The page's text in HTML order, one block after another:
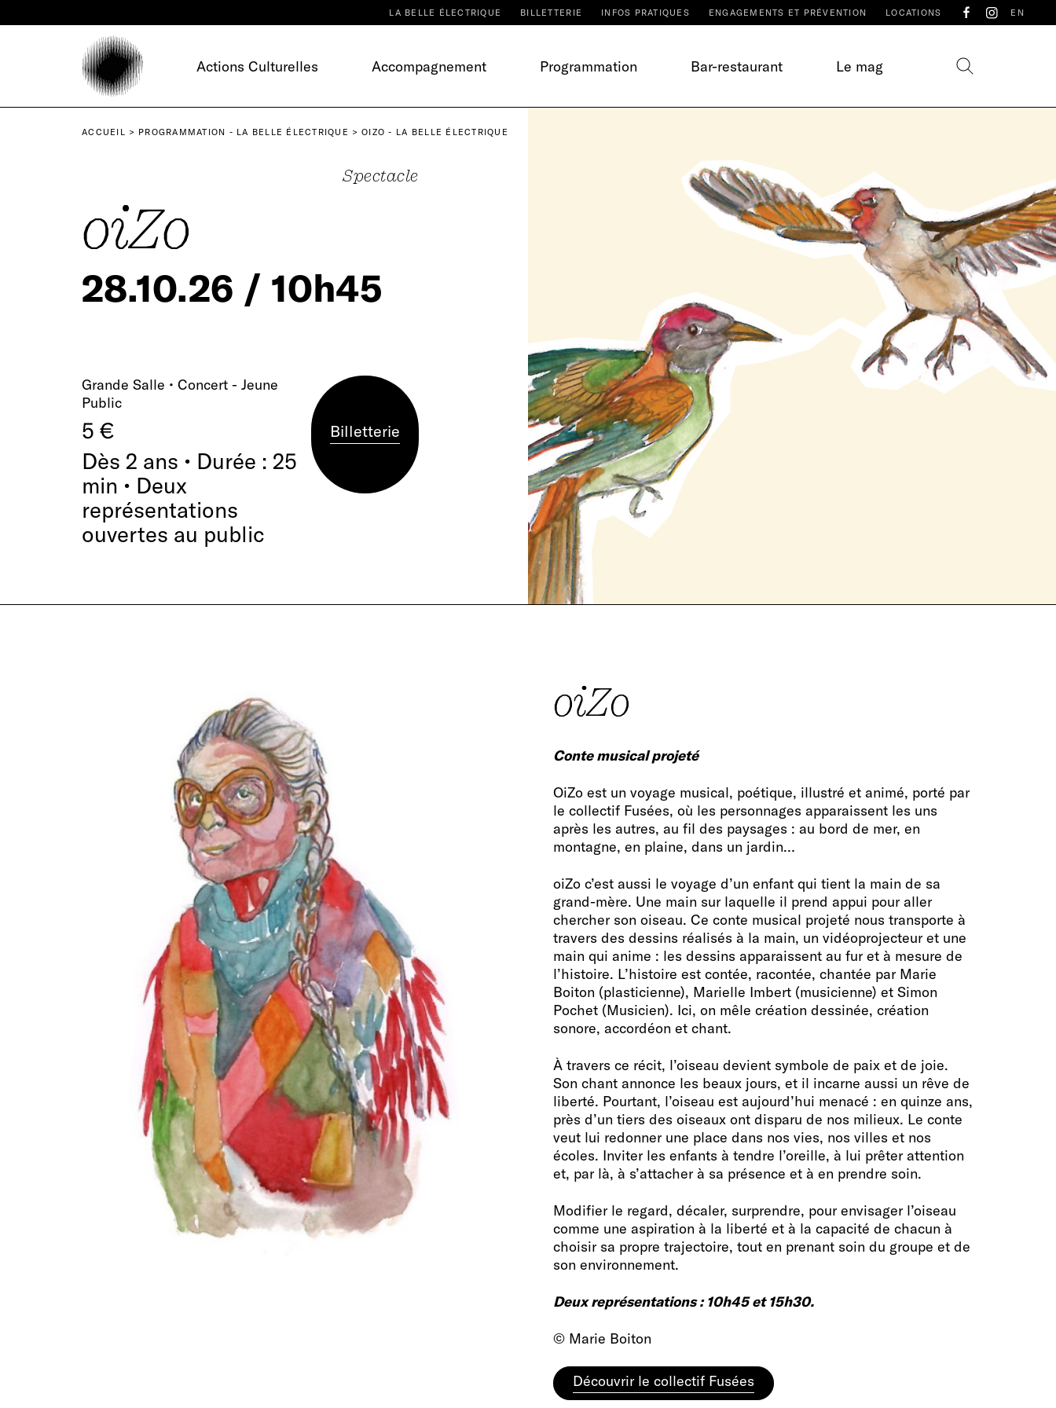
LA BELLE ÉLECTRIQUE BILLETTERIE INFOS PRATIQUES ENGAGEMENTS ET PRÉVENTION LOCATIONS EN
Actions Culturelles Accompagnement Programmation Bar-restaurant Le mag
ACCUEIL PROGRAMMATION - LA BELLE ÉLECTRIQUE OIZO - LA BELLE ÉLECTRIQUE
Spectacle
oiZo
28.10.26 / 10h45
Grande Salle • Concert - Jeune
Public
5 €
Dès 2 ans • Durée : 25
min • Deux
représentations
ouvertes au public
Billetterie
oiZo
Conte musical projeté
OiZo est un voyage musical, poétique, illustré et animé, porté par
le collectif Fusées, où les personnages apparaissent les uns
après les autres, au fil des paysages : au bord de mer, en
montagne, en plaine, dans un jardin…
oiZo c’est aussi le voyage d’un enfant qui tient la main de sa
grand-mère. Une main sur laquelle il prend appui pour aller
chercher son oiseau. Ce conte musical projeté nous transporte à
travers des dessins réalisés à la main, un vidéoprojecteur et une
main qui anime : les dessins apparaissent au fur et à mesure de
l’histoire. L’histoire est contée, racontée, chantée par Marie
Boiton (plasticienne), Marielle Imbert (musicienne) et Simon
Pochet (Musicien). Ici, on mêle création dessinée, création
sonore, accordéon et chant.
À travers ce récit, l’oiseau devient symbole de paix et de joie.
Son chant annonce les beaux jours, et il incarne aussi un rêve de
liberté. Pourtant, l’oiseau est aujourd’hui menacé : en quinze ans,
près d’un tiers des oiseaux ont disparu de nos milieux. Le conte
veut lui redonner une place dans nos vies, nos villes et nos
écoles. Inviter les enfants à tendre l’oreille, à lui prêter attention
et, par là, à s’attacher à sa présence et à en prendre soin.
Modifier le regard, décaler, surprendre, pour envisager l’oiseau
comme une aspiration à la liberté et à la capacité de chacun à
choisir sa propre trajectoire, tout en prenant soin du groupe et de
son environnement.
Deux représentations : 10h45 et 15h30.
© Marie Boiton
Découvrir le collectif Fusées